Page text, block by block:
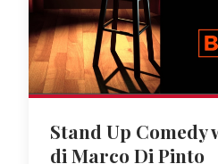
Stand Up Comedy
di Marco Di Pinto